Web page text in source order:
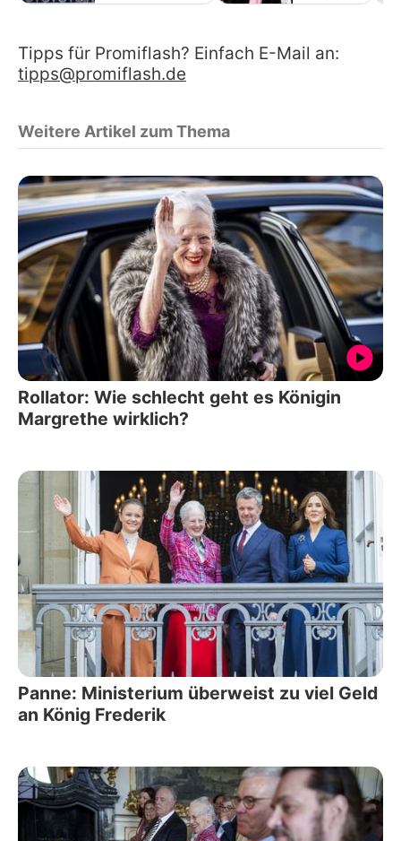
Tipps für Promiflash? Einfach E-Mail an:
tipps@promiflash.de
Weitere Artikel zum Thema
Rollator: Wie schlecht geht es Königin
Margrethe wirklich?
Panne: Ministerium überweist zu viel Geld
an König Frederik